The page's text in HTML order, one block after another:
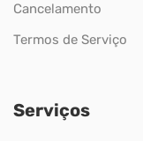
Cancelamento
Termos de Serviço
Serviços